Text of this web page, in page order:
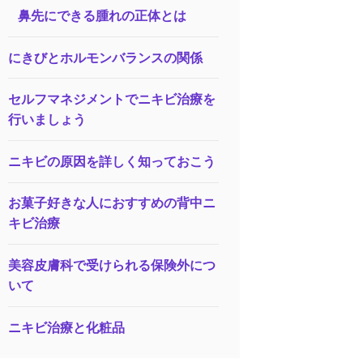
鼻先にできる腫れの正体とは
にきびとホルモンバランスの関係
セルフマネジメントでニキビ治療を
行いましょう
ニキビの原因を詳しく知っておこう
お菓子好きな人におすすめの背中ニ
キビ治療
美容皮膚科で受けられる保険外につ
いて
ニキビ治療と化粧品